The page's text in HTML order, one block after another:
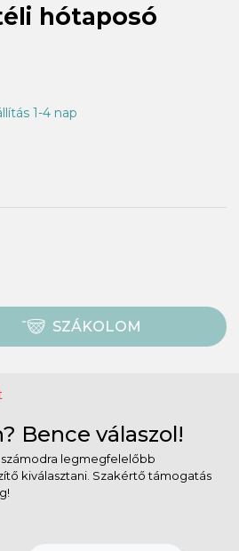
hótaposó
1-4 nap
SZÁKOLOM
Bence válaszol!
legmegfelelőbb
kiválasztani. Szakértő támogatás